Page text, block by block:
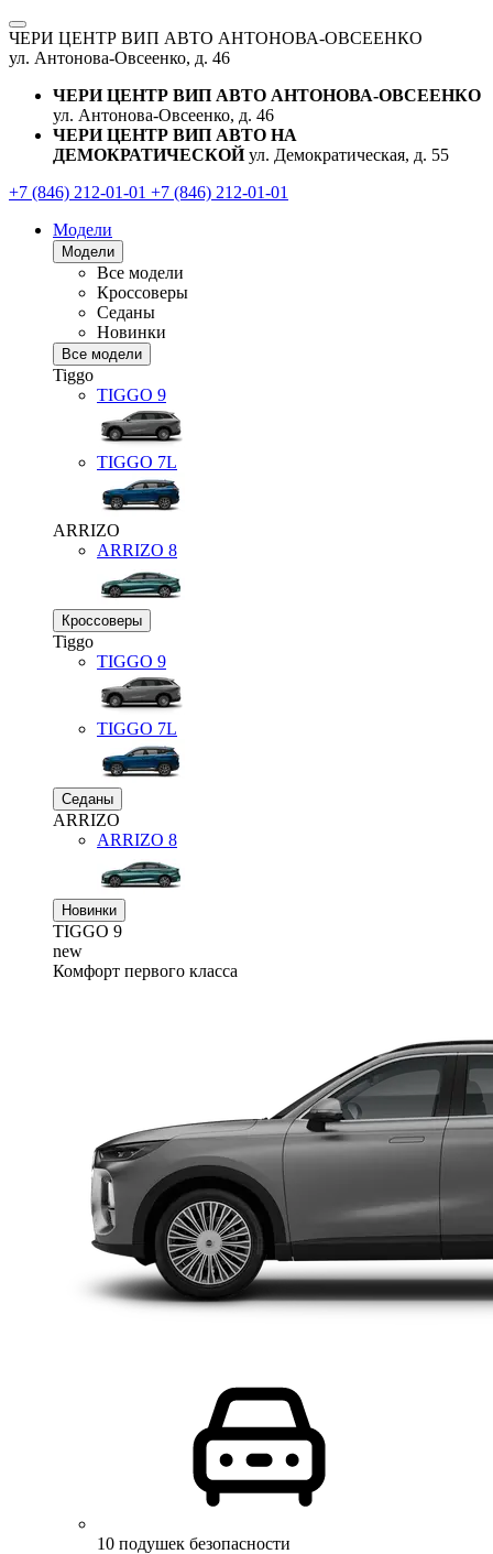
ЧЕРИ ЦЕНТР ВИП АВТО АНТОНОВА-ОВСЕЕНКО
ул. Антонова-Овсеенко, д. 46
ЧЕРИ ЦЕНТР ВИП АВТО АНТОНОВА-ОВСЕЕНКО
ул. Антонова-Овсеенко, д. 46
ЧЕРИ ЦЕНТР ВИП АВТО НА
ДЕМОКРАТИЧЕСКОЙ ул. Демократическая, д. 55
+7 (846) 212-01-01 +7 (846) 212-01-01
Модели
Модели
Все модели
Кроссоверы
Седаны
Новинки
Все модели
Tiggo
TIGGO 9
TIGGO 7L
ARRIZO
ARRIZO 8
Кроссоверы
Tiggo
TIGGO 9
TIGGO 7L
Седаны
ARRIZO
ARRIZO 8
Новинки
TIGGO 9
new
Комфорт первого класса
10 подушек безопасности